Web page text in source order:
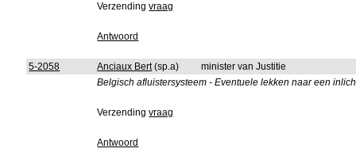
Verzendingvraag
Antwoord
5-2058 Anciaux Bert(sp.a)
minister van Justitie
Belgisch afluistersysteem - Eventuele lekken naar een
Verzendingvraag
Antwoord